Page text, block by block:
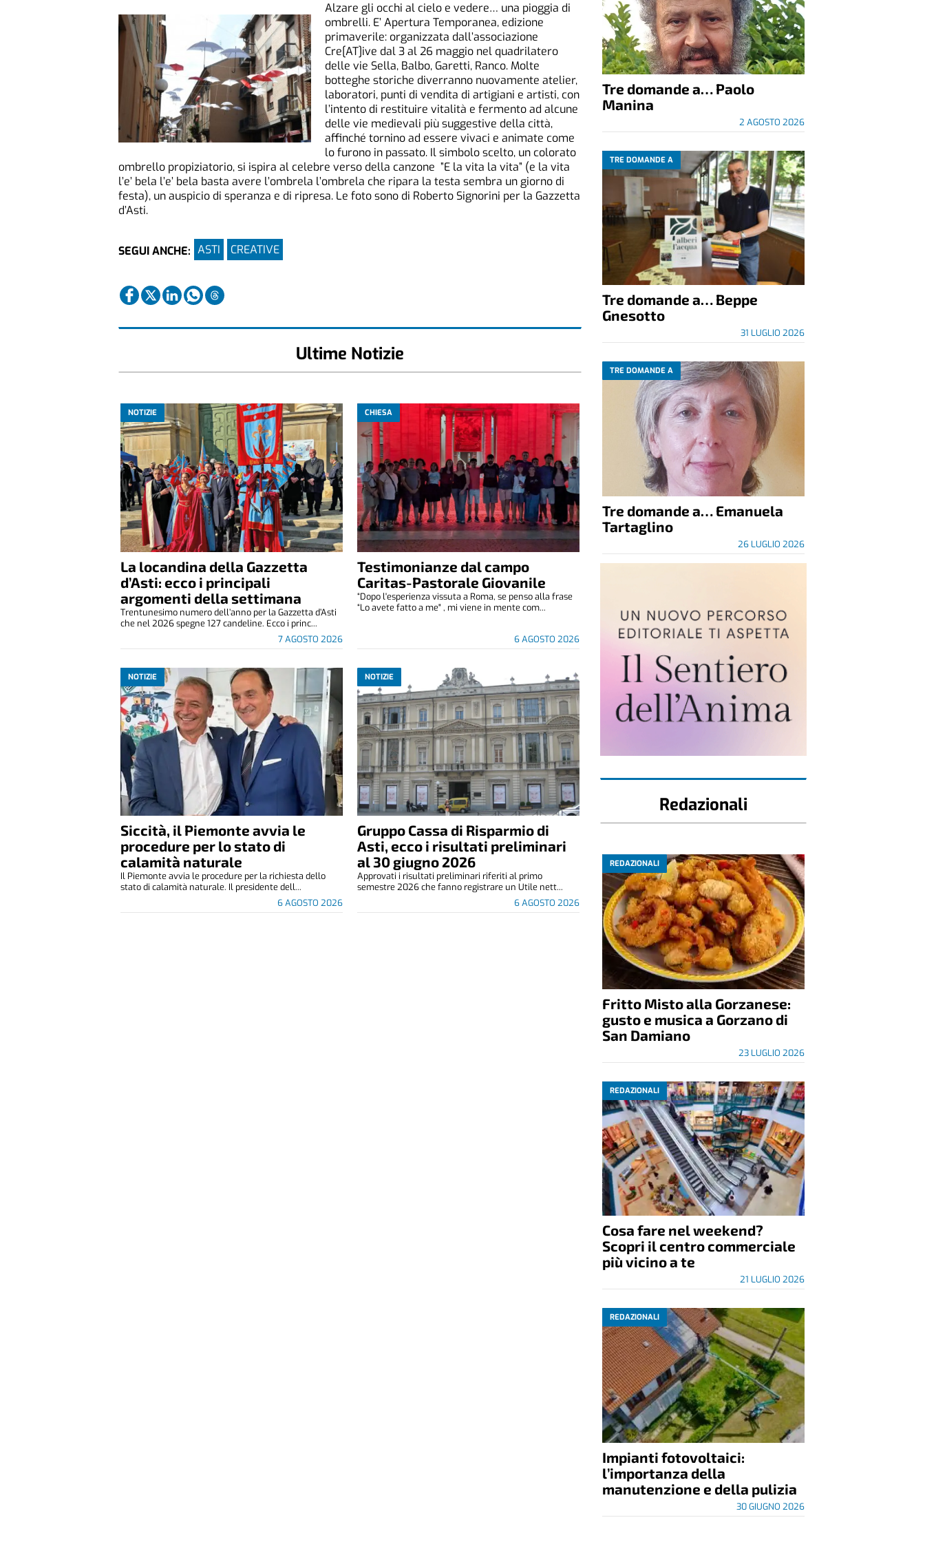
Alzare gli occhi al cielo e vedere… una pioggia di
ombrelli. E’ Apertura Temporanea, edizione
primaverile: organizzata dall’associazione
Cre[AT]ive dal 3 al 26 maggio nel quadrilatero
delle vie Sella, Balbo, Garetti, Ranco. Molte
botteghe storiche diverranno nuovamente atelier,
laboratori, punti di vendita di artigiani e artisti, con
l’intento di restituire vitalità e fermento ad alcune
delle vie medievali più suggestive della città,
affinché tornino ad essere vivaci e animate come
lo furono in passato. Il simbolo scelto, un colorato
ombrello propiziatorio, si ispira al celebre verso della canzone ”E la vita la vita” (e la vita
l’e’ bela l’e’ bela basta avere l’ombrela l’ombrela che ripara la testa sembra un giorno di
festa), un auspicio di speranza e di ripresa. Le foto sono di Roberto Signorini per la Gazzetta
d’Asti.
SEGUI ANCHE: ASTI CREATIVE
Ultime Notizie
NOTIZIE
La locandina della Gazzetta
d’Asti: ecco i principali
argomenti della settimana
7 AGOSTO 2026
Trentunesimo numero dell’anno per la Gazzetta d’Asti
che nel 2026 spegne 127 candeline. Ecco i princ...
CHIESA
Testimonianze dal campo
Caritas-Pastorale Giovanile
6 AGOSTO 2026
“Dopo l'esperienza vissuta a Roma, se penso alla frase
“Lo avete fatto a me" , mi viene in mente com...
NOTIZIE
Siccità, il Piemonte avvia le
procedure per lo stato di
calamità naturale
6 AGOSTO 2026
Il Piemonte avvia le procedure per la richiesta dello
stato di calamità naturale. Il presidente dell...
NOTIZIE
Gruppo Cassa di Risparmio di
Asti, ecco i risultati preliminari
al 30 giugno 2026
6 AGOSTO 2026
Approvati i risultati preliminari riferiti al primo
semestre 2026 che fanno registrare un Utile nett...
Tre domande a… Paolo
Manina
2 AGOSTO 2026
TRE DOMANDE A
Tre domande a… Beppe
Gnesotto
31 LUGLIO 2026
TRE DOMANDE A
Tre domande a… Emanuela
Tartaglino
26 LUGLIO 2026
Redazionali
REDAZIONALI
Fritto Misto alla Gorzanese:
gusto e musica a Gorzano di
San Damiano
23 LUGLIO 2026
REDAZIONALI
Cosa fare nel weekend?
Scopri il centro commerciale
più vicino a te
21 LUGLIO 2026
REDAZIONALI
Impianti fotovoltaici:
l’importanza della
manutenzione e della pulizia
30 GIUGNO 2026